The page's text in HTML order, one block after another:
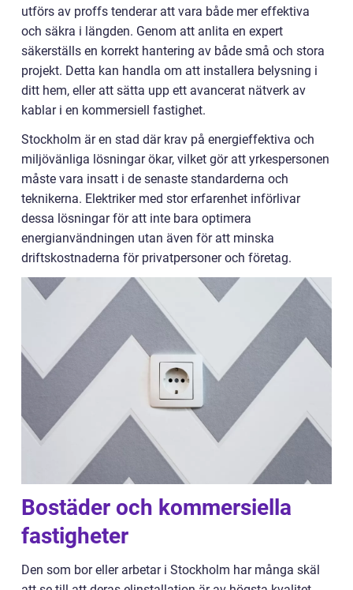
utförs av proffs tenderar att vara både mer effektiva
och säkra i längden. Genom att anlita en expert
säkerställs en korrekt hantering av både små och stora
projekt. Detta kan handla om att installera belysning i
ditt hem, eller att sätta upp ett avancerat nätverk av
kablar i en kommersiell fastighet.
Stockholm är en stad där krav på energieffektiva och
miljövänliga lösningar ökar, vilket gör att yrkespersonen
måste vara insatt i de senaste standarderna och
teknikerna. Elektriker med stor erfarenhet införlivar
dessa lösningar för att inte bara optimera
energianvändningen utan även för att minska
driftskostnaderna för privatpersoner och företag.
Bostäder och kommersiella
fastigheter
Den som bor eller arbetar i Stockholm har många skäl